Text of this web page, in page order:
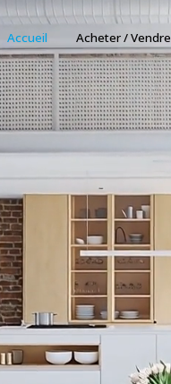
Accueil Acheter / Vendre